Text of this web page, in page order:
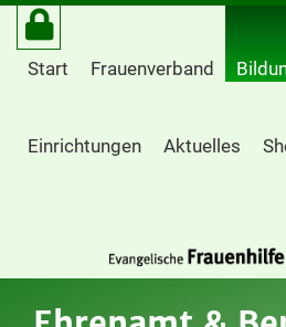
Start Frauenverband
Einrichtungen Aktuelles